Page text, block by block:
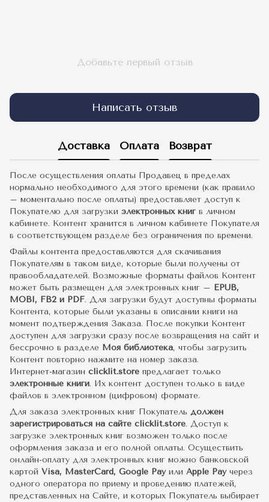
Добавьте первый отзыв
Написать отзыв
Доставка Оплата Возврат
После осуществления оплаты Продавец в пределах
нормально необходимого для этого времени (как правило
– моментально после оплаты) предоставляет доступ к
Покупателю для загрузки электронных книг в личном
кабинете. Контент хранится в личном кабинете Покупателя
в соответствующем разделе без ограничения по времени.
Файлы контента предоставляются для скачивания
Покупателям в таком виде, которые были получены от
правообладателей. Возможные форматы файлов Контент
может быть размещен для электронных книг – EPUB,
MOBI, FB2 и PDF. Для загрузки будут доступны форматы
Контента, которые были указаны в описании книги на
момент подтверждения Заказа. После покупки Контент
доступен для загрузки сразу после возвращения на сайт и
бессрочно в разделе Моя библиотека, чтобы загрузить
Контент повторно нажмите на номер заказа.
Интернет-магазин clicklit.store предлагает только
электронные книги. Их контент доступен только в виде
файлов в электронном (цифровом) формате.
Для заказа электронных книг Покупатель должен
зарегистрироваться на сайте clicklit.store. Доступ к
загрузке электронных книг возможен только после
оформления заказа и его полной оплаты. Осуществить
онлайн-оплату для электронных книг можно банковской
картой Visa, MasterCard, Google Pay или Apple Payчерез
одного оператора по приему и проведению платежей,
представленных на Сайте, и которых Покупатель выбирает